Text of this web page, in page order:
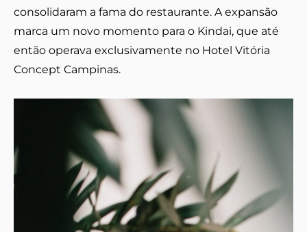
consolidaram a fama do restaurante. A expansão
marca um novo momento para o Kindai, que até
então operava exclusivamente no Hotel Vitória
Concept Campinas.